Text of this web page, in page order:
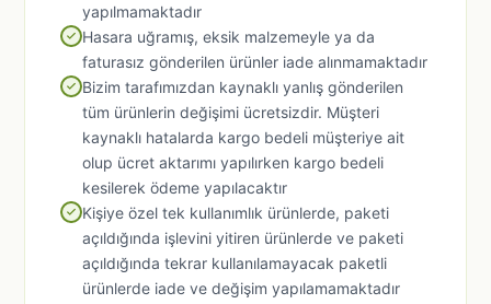
yapılmamaktadır
Hasara uğramış, eksik malzemeyle ya da
faturasız gönderilen ürünler iade alınmamaktadır
Bizim tarafımızdan kaynaklı yanlış gönderilen
tüm ürünlerin değişimi ücretsizdir. Müşteri
kaynaklı hatalarda kargo bedeli müşteriye ait
olup ücret aktarımı yapılırken kargo bedeli
kesilerek ödeme yapılacaktır
Kişiye özel tek kullanımlık ürünlerde, paketi
açıldığında işlevini yitiren ürünlerde ve paketi
açıldığında tekrar kullanılamayacak paketli
ürünlerde iade ve değişim yapılamamaktadır